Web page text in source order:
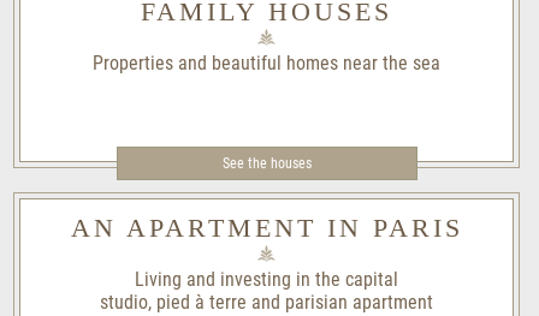
FAMILY HOUSES
Properties and beautiful homes near the sea
See the houses
AN APARTMENT IN PARIS
Living and investing in the capital
studio, pied à terre and parisian apartment